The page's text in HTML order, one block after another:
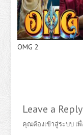
OMG 2
Leave a Reply
คุณต้องเข้าสู่ระบบ เ